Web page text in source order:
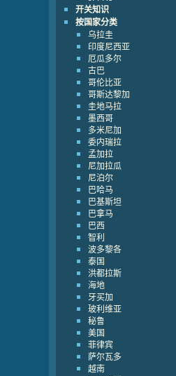
开关知识
按国家分类
乌拉圭
印度尼西亚
厄瓜多尔
古巴
哥伦比亚
哥斯达黎加
圭地马拉
墨西哥
多米尼加
委内瑞拉
孟加拉
尼加拉瓜
尼泊尔
巴哈马
巴基斯坦
巴拿马
巴西
智利
波多黎各
泰国
洪都拉斯
海地
牙买加
玻利维亚
秘鲁
美国
菲律宾
萨尔瓦多
越南